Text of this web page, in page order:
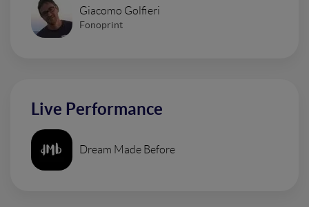
Giacomo Golfieri
Fonoprint
Live Performance
Dream Made Before